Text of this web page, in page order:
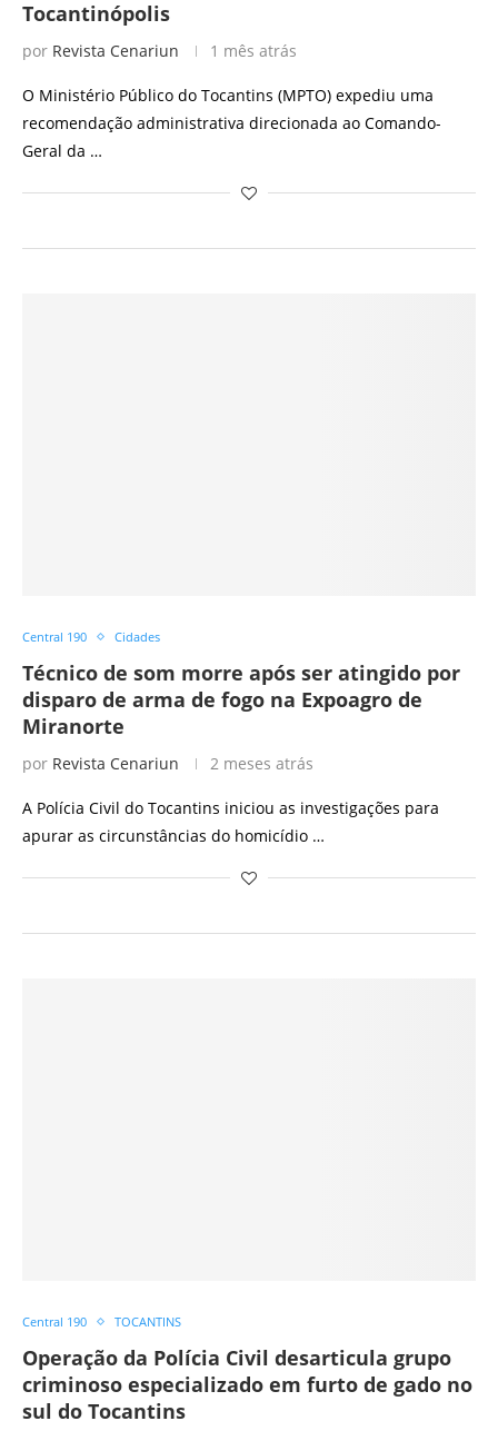
Tocantinópolis
por Revista Cenariun 1 mês atrás
O Ministério Público do Tocantins (MPTO) expediu uma
recomendação administrativa direcionada ao Comando-
Geral da …
Central 190 Cidades
Técnico de som morre após ser atingido por
disparo de arma de fogo na Expoagro de
Miranorte
por Revista Cenariun 2 meses atrás
A Polícia Civil do Tocantins iniciou as investigações para
apurar as circunstâncias do homicídio …
Central 190 TOCANTINS
Operação da Polícia Civil desarticula grupo
criminoso especializado em furto de gado no
sul do Tocantins